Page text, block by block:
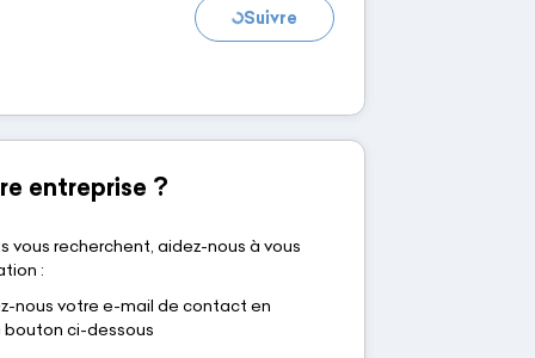
Chargement...Suivre
entreprise ?
vous recherchent, aidez-nous à vous
:
nous votre e-mail de contact en
bouton ci-dessous